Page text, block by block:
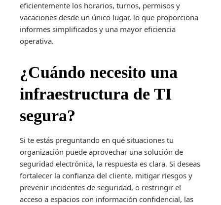
eficientemente los horarios, turnos, permisos y
vacaciones desde un único lugar, lo que proporciona
informes simplificados y una mayor eficiencia
operativa.
¿Cuándo necesito una
infraestructura de TI
segura?
Si te estás preguntando en qué situaciones tu
organización puede aprovechar una solución de
seguridad electrónica, la respuesta es clara. Si deseas
fortalecer la confianza del cliente, mitigar riesgos y
prevenir incidentes de seguridad, o restringir el
acceso a espacios con información confidencial, las